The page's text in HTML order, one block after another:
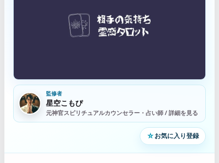
監修者
星空こもぴ
元神官スピリチュアルカウンセラー・占い師 / 詳細を見る
☆お気に入り登録